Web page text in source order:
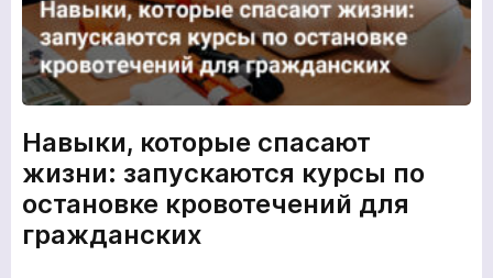
Навыки, которые спасают
жизни: запускаются курсы по
остановке кровотечений для
гражданских